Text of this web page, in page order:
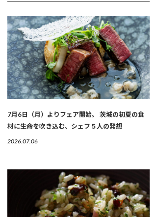
7月6日（月）よりフェア開始。 茨城の初夏の食
材に生命を吹き込む、シェフ５人の発想
2026.07.06